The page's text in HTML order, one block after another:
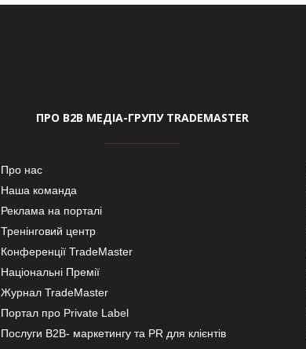
ПРО В2В МЕДІА-ГРУПУ TRADEMASTER
Про нас
Наша команда
Реклама на порталі
Тренінговий центр
Конференції TradeMaster
Національні Премії
Журнал TradeMaster
Портал про Private Label
Послуги В2В- маркетингу та PR для клієнтів